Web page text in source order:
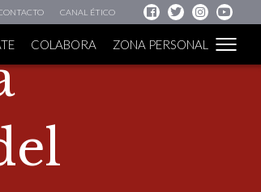
CANAL ÉTICO
COLABORA ZONA PERSONAL